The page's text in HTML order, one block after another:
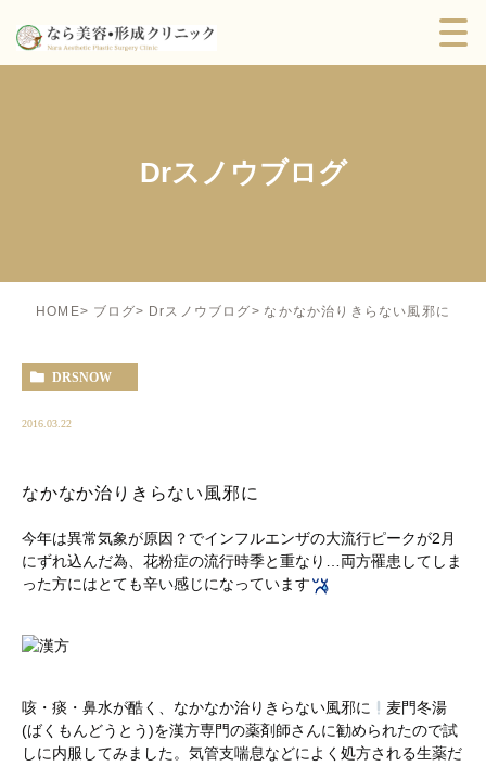
Drスノウブログ
HOME ブログ Drスノウブログ なかなか治りきらない風邪に
DRSNOW
2016.03.22
なかなか治りきらない風邪に
今年は異常気象が原因？でインフルエンザの大流行ピークが2月
にずれ込んだ為、花粉症の流行時季と重なり…両方罹患してしま
った方にはとても辛い感じになっています
咳・痰・鼻水が酷く、なかなか治りきらない風邪に
麦門冬湯
(ばくもんどうとう)を漢方専門の薬剤師さんに勧められたので試
しに内服してみました。気管支喘息などによく処方される生薬だ